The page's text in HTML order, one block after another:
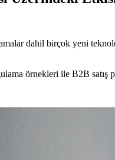
dahil birçok yeni
örnekleri ile B2B